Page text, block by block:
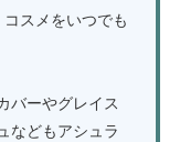
スメをいつでも
バーやグレイス
などもアシュラ